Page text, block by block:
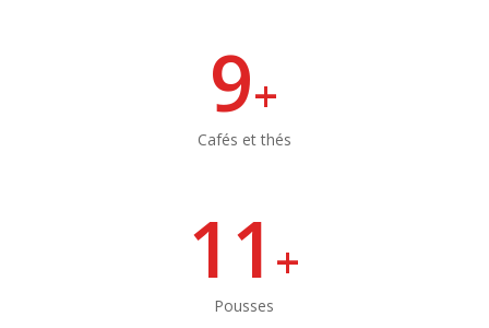
9+
Cafés et thés
11 +
Pousses